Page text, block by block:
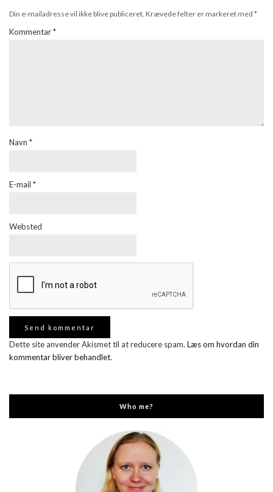
Din e-mailadresse vil ikke blive publiceret. Krævede felter er markeret med *
Kommentar*
Navn *
E-mail *
Websted
Dette site anvender Akismet til at reducere spam. Læs om hvordan din
kommentar bliver behandlet.
Who me?